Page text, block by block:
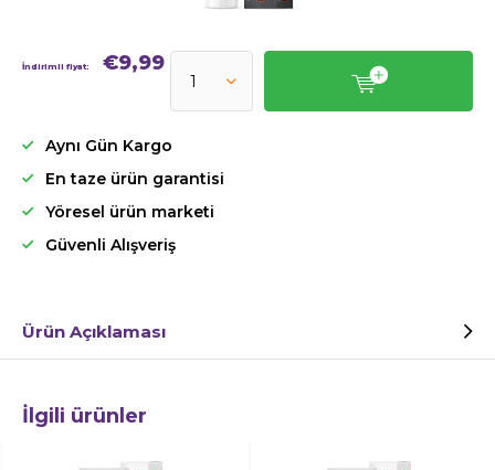
İndirimli fiyat: €9,99
Aynı Gün Kargo
En taze ürün garantisi
Yöresel ürün marketi
Güvenli Alışveriş
Ürün Açıklaması
İlgili ürünler